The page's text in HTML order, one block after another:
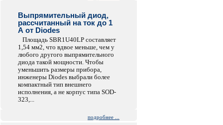
Выпрямительный диод,
рассчитанный на ток до 1
А от Diodes
Площадь SBR1U40LP составляет
1,54 мм2, что вдвое меньше, чем у
любого другого выпрямительного
диода такой мощности. Чтобы
уменьшить размеры прибора,
инженеры Diodes выбрали более
компактный тип внешнего
исполнения, а не корпус типа SOD-
323,...
подробнее ...